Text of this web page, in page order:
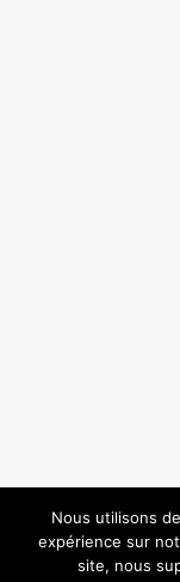
Nous utilisons
expérience sur
site, nous